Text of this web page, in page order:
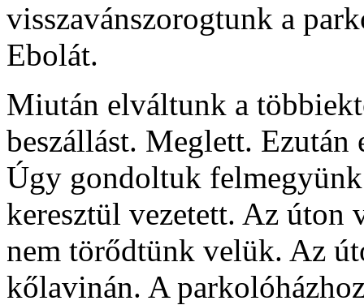
visszavánszorogtunk a
Ebolát.
Miután elváltunk a
beszállást. Meglett.
Úgy gondoltuk
keresztül vezetett. Az úton
nem törődtünk velük. Az
kőlavinán. A